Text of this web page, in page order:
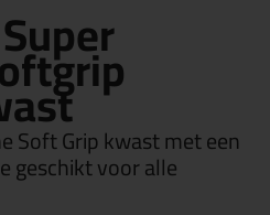
Soft Grip kwast met een
geschikt voor alle